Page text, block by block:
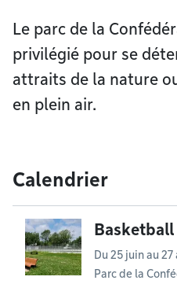
Le parc de la
privilégié pour se
attraits de la nature
en plein air.
Calendrier
Basketball
Du 25 juinau 27
Parc de la